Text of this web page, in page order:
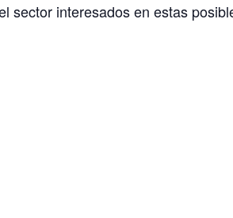
sector interesados en estas